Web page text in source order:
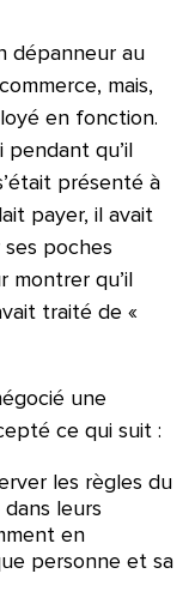
dépanneur au
mais,
en fonction.
qu’il
présenté à
payer, il avait
poches
montrer qu’il
traité de «
une
ce qui suit :
les règles du
leurs
en
personne et sa